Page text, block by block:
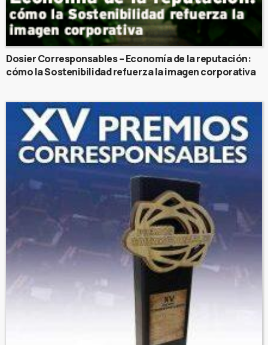
Dosier Corresponsables – Economía de la reputación:
cómo la Sostenibilidad refuerza la imagen corporativa